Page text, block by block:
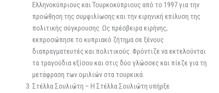
Ελληνοκύπριους και Τουρκοκύπριους από το 1997 για την
προώθηση της συμφιλίωσης και την ειρηνική επίλυση της
πολιτικής σύγκρουσης. Ως πρέσβειρα ειρήνης,
εκπροσώπησε το κυπριακό ζήτημα σε ξένους
διαπραγματευτές και πολιτικούς. Φρόντιζε να εκτελούνται
τα τραγούδια εξίσου και στις δύο γλώσσες και πίεζε για τη
μετάφραση των ομιλιών στα τουρκικά.
Στέλλα Σουλιώτη – Η Στέλλα Σουλιώτη υπήρξε